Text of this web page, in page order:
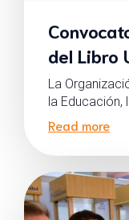
del Libro
La
la Educación,
Read more